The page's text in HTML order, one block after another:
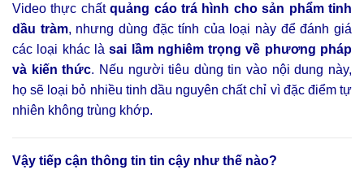
Video thực chấtquảng cáo trá hình cho sản phẩm tinh
dầu tràm, nhưng dùng đặc tính của loại này để đánh giá
các loại khác làsai lầm nghiêm trọng về phương pháp
và kiến thức. Nếu người tiêu dùng tin vào nội dung này,
họ sẽ loại bỏ nhiều tinh dầu nguyên chất chỉ vì đặc điểm tự
nhiên không trùng khớp.
Vậy tiếp cận thông tin tin cậy như thế nào?